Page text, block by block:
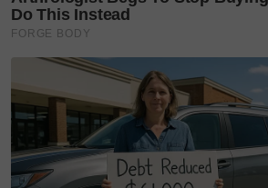
Teruskan membaca